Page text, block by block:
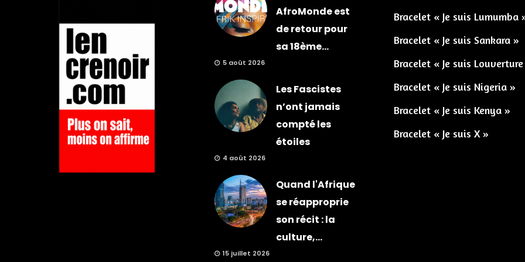
AfroMonde est
de retour pour
sa 18ème...
5 août 2026
Les Fascistes
n’ont jamais
compté les
étoiles
4 août 2026
Quand l'Afrique
se réapproprie
son récit : la
culture,...
15 juillet 2026
Bracelet « Je suis Lumumba
Bracelet « Je suis Sankara »
Bracelet « Je suis
Bracelet « Je suis Nigeria »
Bracelet « Je suis Kenya »
Bracelet « Je suis X »